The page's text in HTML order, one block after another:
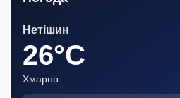
Нетішин
26°C
Хмарно